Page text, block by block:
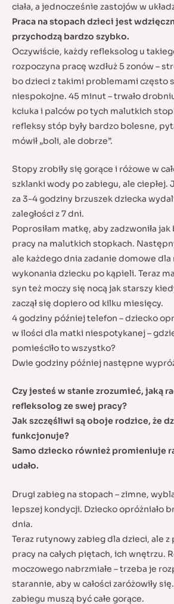
ciała, a jednocześnie zastojów w
Praca na stopach dzieci jest
przychodzą bardzo szybko.
Oczywiście, każdy refleksolog u
rozpoczyna pracę wzdłuż 5 zonów –
bo dzieci z takimi problemami często
niespokojne. 45 minut – trwało
kciuka i palców po tych malutkich
refleksy stóp były bardzo bolesne,
mówił „boli, ale dobrze”.
Stopy zrobiły się gorące i różowe w
szklanki wody po zabiegu, ale ciepłej.
za 3-4 godziny brzuszek dziecka
zaległości z 7 dni.
Poprosiłam matkę, aby zadzwoniła
pracy na malutkich stopkach.
ale każdego dnia zadanie domowe dla
wykonania dziecku po kąpieli. Teraz
syn też moczy się nocą jak starszy
zaczął się dopiero od kilku miesięcy.
4 godziny później telefon – dziecko
w ilości dla matki niespotykanej –
pomieściło to wszystko?
Dwie godziny później następne
Czy jesteś w stanie zrozumieć, jaką
refleksolog ze swej pracy?
Jak szczęśliwi są oboje rodzice, że
funkcjonuje?
Samo dziecko również promieniuje
udało.
Drugi zabieg na stopach – zimne,
lepszej kondycji. Dziecko opróżniało
dnia.
Teraz rutynowy zabieg dla dzieci, ale
pracy na całych piętach, ich wnętrzu.
moczowego nabrzmiałe – trzeba je
starannie, aby w całości zaróżowiły
zabiegu muszą być całe gorące.